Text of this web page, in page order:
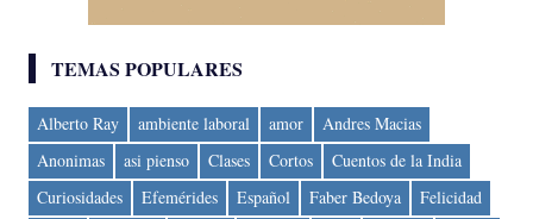
TEMAS POPULARES
Alberto Ray ambiente laboral amor
Andres Macias
Anonimas
asi pienso Clases Cortos
Cuentos de la India
Curiosidades
Efemérides Español Faber Bedoya
Felicidad